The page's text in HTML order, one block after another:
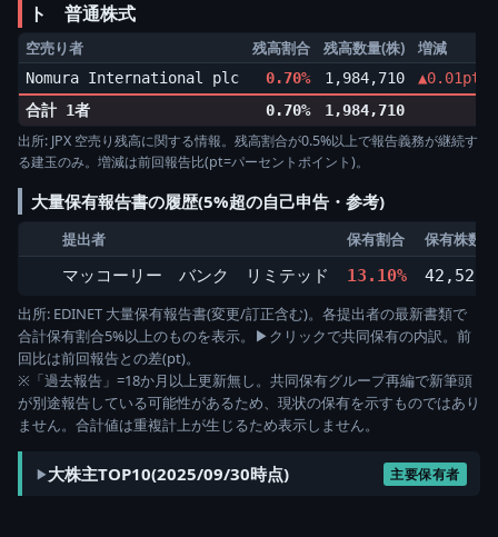
ト 普通株式
空売り者 残高割合 残高数量(株) 増減
Nomura International plc 0.70% 1,984,710 ▲0.01pt
合計 1者
0.70% 1,984,710
出所: JPX 空売り残高に関する情報。残高割合が0.5%以上で報告義務が継続す
る建玉のみ。増減は前回報告比(pt=パーセントポイント)。
大量保有報告書の履歴(5%超の自己申告・参考)
提出者 保有割合
保有株数(
マッコーリー バンク リミテッド
13.10%
出所: EDINET 大量保有報告書(変更/訂正含む)。各提出者の最新書類で
合計保有割合5%以上のものを表示。▶クリックで共同保有の内訳。前
回比は前回報告との差(pt)。
※「過去報告」=18か月以上更新無し。共同保有グループ再編で新筆頭
が別途報告している可能性があるため、現状の保有を示すものではあり
ません。合計値は重複計上が生じるため表示しません。
大株主TOP10(2025/09/30時点) 主要保有者